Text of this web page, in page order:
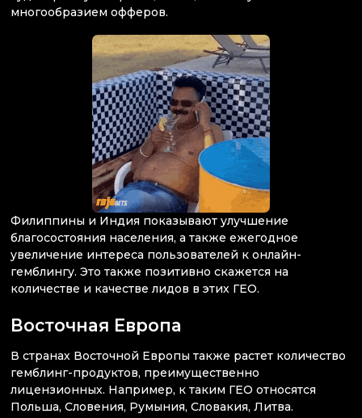
многообразием офферов.
Филиппины и Индия показывают улучшение
благосостояния населения, а также ежегодное
увеличение интереса пользователей к онлайн-
гемблингу. Это также позитивно скажется на
количестве и качестве лидов в этих ГЕО.
Восточная Европа
В странах Восточной Европы также растет количество
гемблинг-продуктов, преимущественно
лицензионных. Например, к таким ГЕО относятся
Польша, Словения, Румыния, Словакия, Литва.